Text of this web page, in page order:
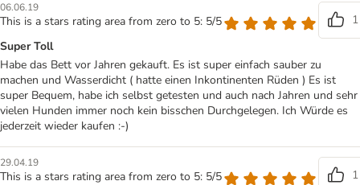
06.06.19
This is a stars rating area from zero to 5: 5/5
1
Super Toll
Habe das Bett vor Jahren gekauft. Es ist super einfach sauber zu
machen und Wasserdicht ( hatte einen Inkontinenten Rüden ) Es ist
super Bequem, habe ich selbst getesten und auch nach Jahren und sehr
vielen Hunden immer noch kein bisschen Durchgelegen. Ich Würde es
jederzeit wieder kaufen :-)
29.04.19
This is a stars rating area from zero to 5: 5/5
1